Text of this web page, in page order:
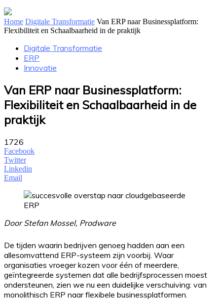
Home Digitale Transformatie Van ERP naar Businessplatform:
Flexibiliteit en Schaalbaarheid in de praktijk
Digitale Transformatie
ERP
Innovatie
Van ERP naar Businessplatform:
Flexibiliteit en Schaalbaarheid in de
praktijk
1726
Facebook
Twitter
Linkedin
Email
Door Stefan Mossel, Prodware
De tijden waarin bedrijven genoeg hadden aan een
allesomvattend ERP-systeem zijn voorbij. Waar
organisaties vroeger kozen voor één of meerdere,
geïntegreerde systemen dat alle bedrijfsprocessen moest
ondersteunen, zien we nu een duidelijke verschuiving: van
monolithisch ERP naar flexibele businessplatformen.